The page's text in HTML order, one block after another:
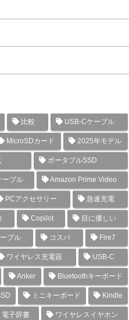
比較 USB-Cケーブル
MicroSDカード 2025年モデル
ポータブルSSD
ーブル Amazon Prime Video
PCアクセサリー 急速充電
Copilot 目に優しい
ブル コスパ Fire7
ワイヤレス充電器 USB-C
Anker Bluetoothキーボード
ミニキーボード Kindle
電子辞書 ワイヤレスイヤホン